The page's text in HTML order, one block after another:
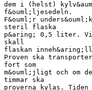
dem i (helst)
f&ouml;ljesedeln.
F&ouml;r
steril flaska
p&aring; 0,5 liter.
skall
flaskan
Proven ska
fort som
m&ouml;jligt och om
timmar ska
proverna kylas. Tiden